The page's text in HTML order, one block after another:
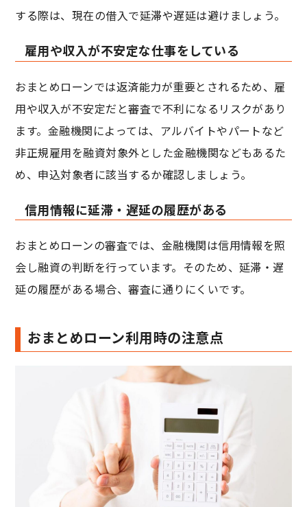
する際は、現在の借入で延滞や遅延は避けましょう。
雇用や収入が不安定な仕事をしている
おまとめローンでは返済能力が重要とされるため、雇
用や収入が不安定だと審査で不利になるリスクがあり
ます。金融機関によっては、アルバイトやパートなど
非正規雇用を融資対象外とした金融機関などもあるた
め、申込対象者に該当するか確認しましょう。
信用情報に延滞・遅延の履歴がある
おまとめローンの審査では、金融機関は信用情報を照
会し融資の判断を行っています。そのため、延滞・遅
延の履歴がある場合、審査に通りにくいです。
おまとめローン利用時の注意点